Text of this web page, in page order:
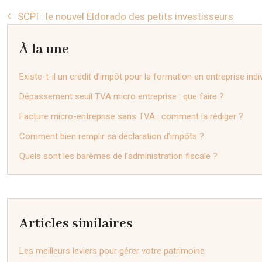
SCPI : le nouvel Eldorado des petits investisseurs
À la une
Existe-t-il un crédit d’impôt pour la formation en entreprise
Dépassement seuil TVA micro entreprise : que faire ?
Facture micro-entreprise sans TVA : comment la rédiger ?
Comment bien remplir sa déclaration d’impôts ?
Quels sont les barèmes de l’administration fiscale ?
Articles similaires
Les meilleurs leviers pour gérer votre patrimoine